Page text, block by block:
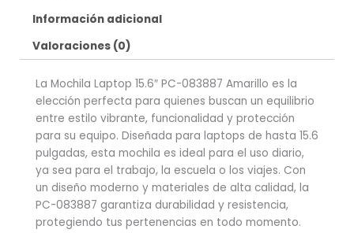
Información adicional
Valoraciones (0)
La Mochila Laptop 15.6″ PC-083887 Amarillo es la
elección perfecta para quienes buscan un equilibrio
entre estilo vibrante, funcionalidad y protección
para su equipo. Diseñada para laptops de hasta 15.6
pulgadas, esta mochila es ideal para el uso diario,
ya sea para el trabajo, la escuela o los viajes. Con
un diseño moderno y materiales de alta calidad, la
PC-083887 garantiza durabilidad y resistencia,
protegiendo tus pertenencias en todo momento.